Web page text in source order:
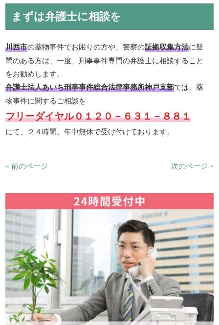
まずは弁護士に相談を
川西市の薬物事件でお困りの方や、警察の証拠収集方法に疑
問のある方は、一度、刑事事件専門の弁護士に相談すること
をお勧めします。
弁護士法人あいち刑事事件総合法律事務所神戸支部では、薬
物事件に関するご相談を
フリーダイヤル０１２０－６３１－８８１
にて、２４時間、年中無休で受け付けております。
« 前のページ 次のページ »